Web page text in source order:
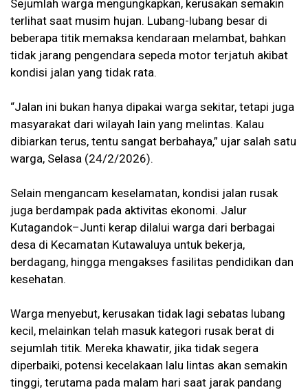
Sejumlah warga mengungkapkan, kerusakan semakin
terlihat saat musim hujan. Lubang-lubang besar di
beberapa titik memaksa kendaraan melambat, bahkan
tidak jarang pengendara sepeda motor terjatuh akibat
kondisi jalan yang tidak rata.
“Jalan ini bukan hanya dipakai warga sekitar, tetapi juga
masyarakat dari wilayah lain yang melintas. Kalau
dibiarkan terus, tentu sangat berbahaya,” ujar salah satu
warga, Selasa (24/2/2026).
Selain mengancam keselamatan, kondisi jalan rusak
juga berdampak pada aktivitas ekonomi. Jalur
Kutagandok–Junti kerap dilalui warga dari berbagai
desa di Kecamatan Kutawaluya untuk bekerja,
berdagang, hingga mengakses fasilitas pendidikan dan
kesehatan.
Warga menyebut, kerusakan tidak lagi sebatas lubang
kecil, melainkan telah masuk kategori rusak berat di
sejumlah titik. Mereka khawatir, jika tidak segera
diperbaiki, potensi kecelakaan lalu lintas akan semakin
tinggi, terutama pada malam hari saat jarak pandang